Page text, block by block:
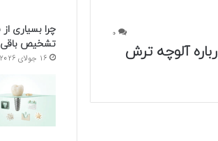
0
آلوچه ترش
چرا بسیاری
تشخیص باقی
16 جولای 2026